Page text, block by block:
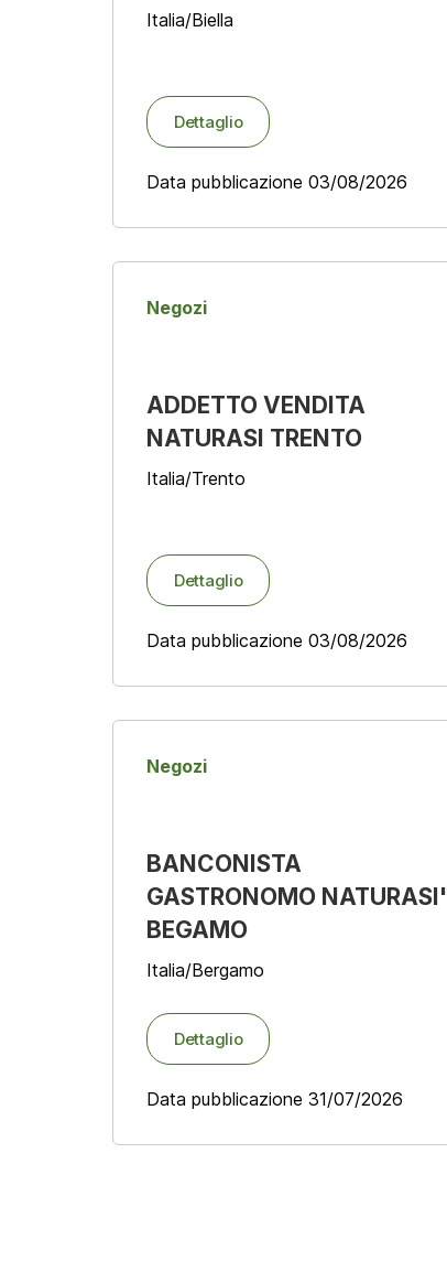
Italia/Biella
Dettaglio
Data pubblicazione 03/08/2026
Negozi
ADDETTO VENDITA
NATURASI TRENTO
Italia/Trento
Dettaglio
Data pubblicazione 03/08/2026
Negozi
BANCONISTA
GASTRONOMO NATURASI'
BEGAMO
Italia/Bergamo
Dettaglio
Data pubblicazione 31/07/2026